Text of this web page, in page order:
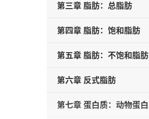
第三章 脂肪：总脂肪
第四章 脂肪：饱和脂肪
第五章 脂肪：不饱和脂肪
第六章 反式脂肪
第七章 蛋白质：动物蛋白